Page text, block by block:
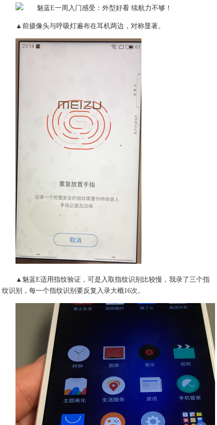
▲前摄像头与呼吸灯遍布在耳机两边，对称显著。
▲魅蓝E适用指纹验证，可是入取指纹识别比较慢，我录了三个指
纹识别，每一个指纹识别要反复入录大概16次。